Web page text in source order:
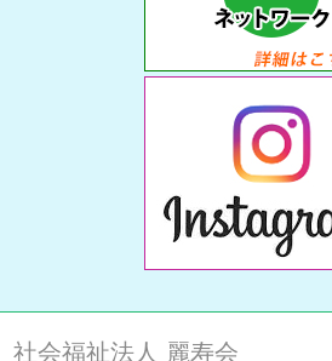
社会福祉法人 麗寿会